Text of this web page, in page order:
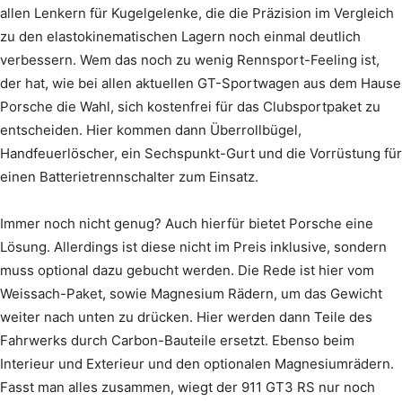
allen Lenkern für Kugelgelenke, die die Präzision im Vergleich
zu den elastokinematischen Lagern noch einmal deutlich
verbessern. Wem das noch zu wenig Rennsport-Feeling ist,
der hat, wie bei allen aktuellen GT-Sportwagen aus dem Hause
Porsche die Wahl, sich kostenfrei für das Clubsportpaket zu
entscheiden. Hier kommen dann Überrollbügel,
Handfeuerlöscher, ein Sechspunkt-Gurt und die Vorrüstung für
einen Batterietrennschalter zum Einsatz.
Immer noch nicht genug? Auch hierfür bietet Porsche eine
Lösung. Allerdings ist diese nicht im Preis inklusive, sondern
muss optional dazu gebucht werden. Die Rede ist hier vom
Weissach-Paket, sowie Magnesium Rädern, um das Gewicht
weiter nach unten zu drücken. Hier werden dann Teile des
Fahrwerks durch Carbon-Bauteile ersetzt. Ebenso beim
Interieur und Exterieur und den optionalen Magnesiumrädern.
Fasst man alles zusammen, wiegt der 911 GT3 RS nur noch